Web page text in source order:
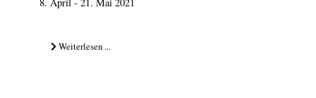
Weiterlesen ...